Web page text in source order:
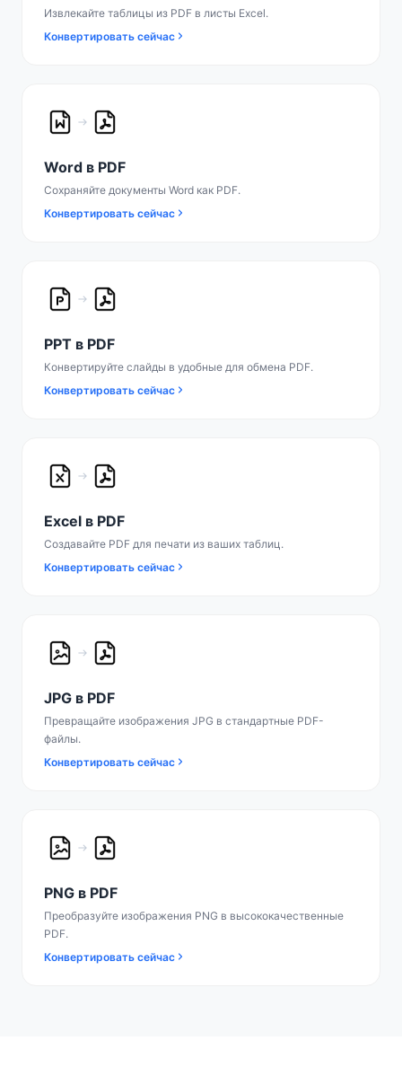
Извлекайте таблицы из PDF в листы Excel.
Конвертировать сейчас
Word в PDF
Сохраняйте документы Word как PDF.
Конвертировать сейчас
PPT в PDF
Конвертируйте слайды в удобные для обмена PDF.
Конвертировать сейчас
Excel в PDF
Создавайте PDF для печати из ваших таблиц.
Конвертировать сейчас
JPG в PDF
Превращайте изображения JPG в стандартные PDF-
файлы.
Конвертировать сейчас
PNG в PDF
Преобразуйте изображения PNG в высококачественные
PDF.
Конвертировать сейчас